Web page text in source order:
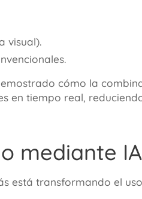
visual).
cómo la
en tiempo real,
mediante
está transformando el